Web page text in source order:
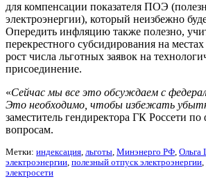
для компенсации показателя ПОЭ
электроэнергии), который неизбежно
Опередить инфляцию также полезно,
перекрестного субсидирования на
рост числа льготных заявок на
присоединение.
«Сейчас мы все это обсуждаем с
Это необходимо, чтобы избежать
заместитель гендиректора ГК Россети
вопросам.
Метки: индексация, льготы, Минэнерго РФ, Ольга
электроэнергии, полезный отпуск электроэнергии,
электросети